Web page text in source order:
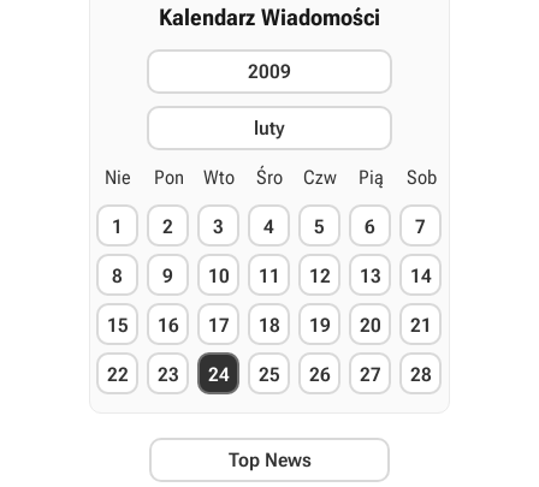
Kalendarz Wiadomości
2009
luty
Nie Pon Wto Śro Czw Pią Sob
1 2 3 4 5 6 7
8 9 10 11 12 13 14
15 16 17 18 19 20 21
22 23 24 25 26 27 28
Top News